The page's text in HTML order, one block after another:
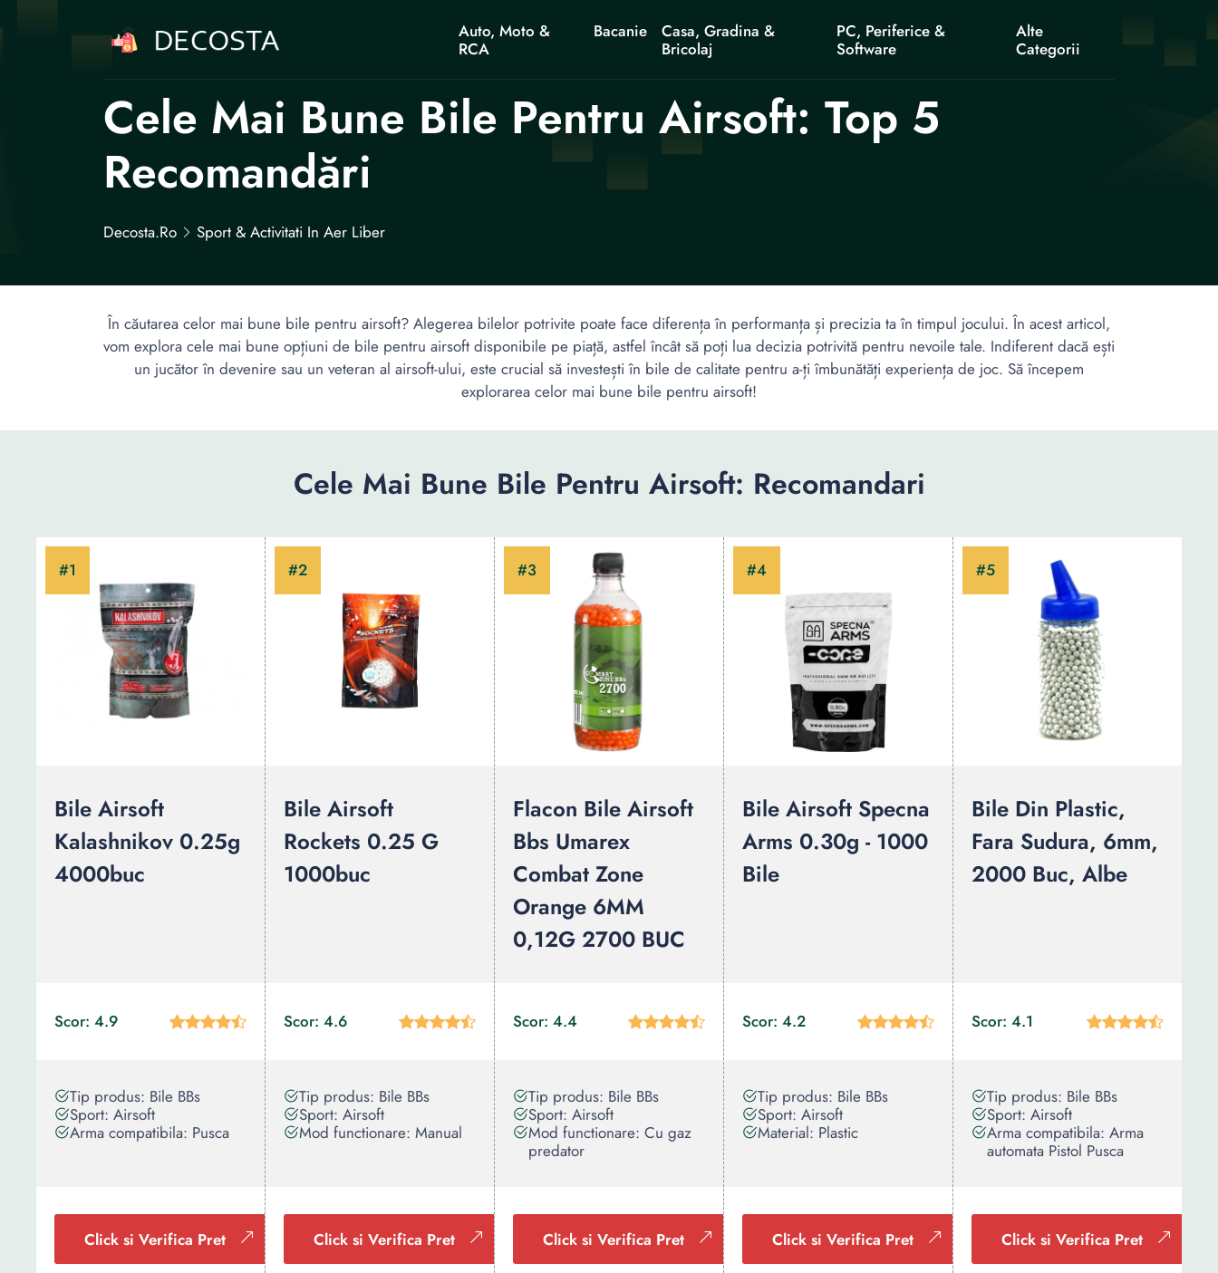
Auto, Moto &
RCA
Bacanie
Casa, Gradina &
Bricolaj
PC, Periferice &
Software
Alte
Categorii
Cele Mai Bune Bile Pentru Airsoft: Top 5
Recomandări
Decosta.ro Sport & Activitati In Aer Liber
În căutarea celor mai bune bile pentru airsoft? Alegerea bilelor potrivite poate face diferența în performanța și precizia ta în timpul jocului. În acest articol,
vom explora cele mai bune opțiuni de bile pentru airsoft disponibile pe piață, astfel încât să poți lua decizia potrivită pentru nevoile tale. Indiferent dacă ești
un jucător în devenire sau un veteran al airsoft-ului, este crucial să investești în bile de calitate pentru a-ți îmbunătăți experiența de joc. Să începem
explorarea celor mai bune bile pentru airsoft!
Cele Mai Bune Bile Pentru Airsoft: Recomandari
Bile Airsoft
Kalashnikov 0.25g
4000buc
Scor: 4.9
Tip produs: Bile BBs
Sport: Airsoft
Arma compatibila: Pusca
Click si Verifica Pret
Bile Airsoft
Rockets 0.25 G
1000buc
Scor: 4.6
Tip produs: Bile BBs
Sport: Airsoft
Mod functionare: Manual
Click si Verifica Pret
Flacon Bile Airsoft
Bbs Umarex
Combat Zone
Orange 6MM
0,12G 2700 BUC
Scor: 4.4
Tip produs: Bile BBs
Sport: Airsoft
Mod functionare: Cu gaz
predator
Click si Verifica Pret
Bile Airsoft Specna
Arms 0.30g - 1000
Bile
Scor: 4.2
Tip produs: Bile BBs
Sport: Airsoft
Material: Plastic
Click si Verifica Pret
Bile Din Plastic,
Fara Sudura, 6mm,
2000 Buc, Albe
Scor: 4.1
Tip produs: Bile BBs
Sport: Airsoft
Arma compatibila: Arma
automata Pistol Pusca
Click si Verifica Pret